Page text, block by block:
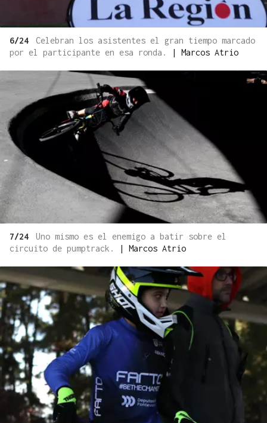
6/24
Celebran los asistentes el gran tiempo marcado
por el participante en esa ronda.
| Marcos Atrio
7/24
Uno mismo es el enemigo a batir sobre el
circuito de pumptrack.
| Marcos Atrio